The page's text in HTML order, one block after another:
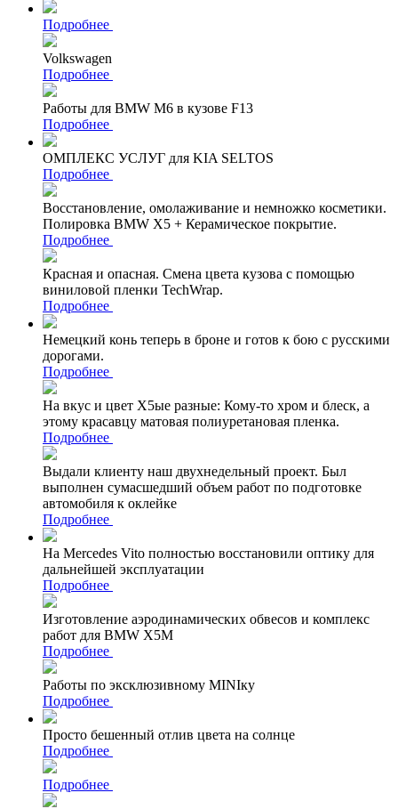
Подробнее
Volkswagen
Подробнее
Работы для BMW M6 в кузове F13
Подробнее
ОМПЛЕКС УСЛУГ для KIA SELTOS
Подробнее
Восстановление, омолаживание и немножко косметики.
Полировка BMW X5 + Керамическое покрытие.
Подробнее
Красная и опасная. Смена цвета кузова с помощью
виниловой пленки TechWrap.
Подробнее
Немецкий конь теперь в броне и готов к бою с русскими
дорогами.
Подробнее
На вкус и цвет Х5ые разные: Кому-то хром и блеск, а
этому красавцу матовая полиуретановая пленка.
Подробнее
Выдали клиенту наш двухнедельный проект. Был
выполнен сумасшедший объем работ по подготовке
автомобиля к оклейке
Подробнее
На Mercedes Vito полностью восстановили оптику для
дальнейшей эксплуатации
Подробнее
Изготовление аэродинамических обвесов и комплекс
работ для BMW X5M
Подробнее
Работы по эксклюзивному MINIку
Подробнее
Просто бешенный отлив цвета на солнце
Подробнее
Подробнее